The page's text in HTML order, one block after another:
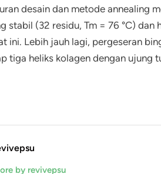
desain dan metode annealing
stabil (32 residu, Tm = 76 °C)
ini. Lebih jauh lagi, pergeseran
tiga heliks kolagen dengan ujung
by revivepsu